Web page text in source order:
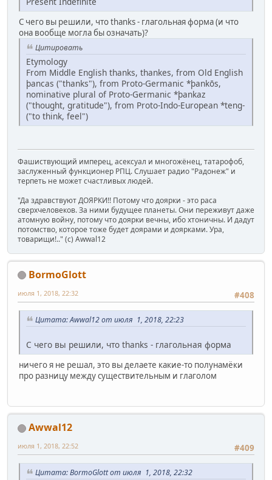
С чего вы решили, что thanks - глагольная форма (и что
она вообще могла бы означать)?
Цитировать
Etymology
From Middle English thanks, thankes, from Old English
þancas ("thanks"), from Proto-Germanic *þankōs,
nominative plural of Proto-Germanic *þankaz
("thought, gratitude"), from Proto-Indo-European *teng-
("to think, feel")
Фашиствующий имперец, асексуал и многожёнец, татарофоб,
заслуженный функционер РПЦ. Слушает радио "Радонеж" и
терпеть не может счастливых людей.
"Да здравствуют ДОЯРКИ!! Потому что доярки - это раса
сверхчеловеков. За ними будущее планеты. Они переживут даже
атомную войну, потому что доярки вечны, ибо хтоничны. И дадут
потомство, которое тоже будет доярами и доярками. Ура,
товарищи!.." (c) Awwal12
BormoGlott
#408
июля 1, 2018, 22:32
Цитата: Awwal12 от июля 1, 2018, 22:23
С чего вы решили, что thanks - глагольная форма
ничего я не решал, это вы делаете какие-то полунамёки
про разницу между существительным и глаголом
Awwal12
#409
июля 1, 2018, 22:52
Цитата: BormoGlott от июля 1, 2018, 22:32